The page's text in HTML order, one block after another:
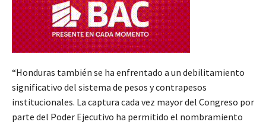
“Honduras también se ha enfrentado a un debilitamiento
significativo del sistema de pesos y contrapesos
institucionales. La captura cada vez mayor del Congreso por
parte del Poder Ejecutivo ha permitido el nombramiento